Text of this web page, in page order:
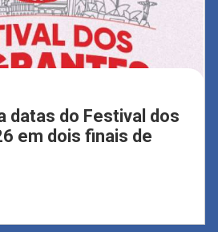
datas do Festival dos
em dois finais de